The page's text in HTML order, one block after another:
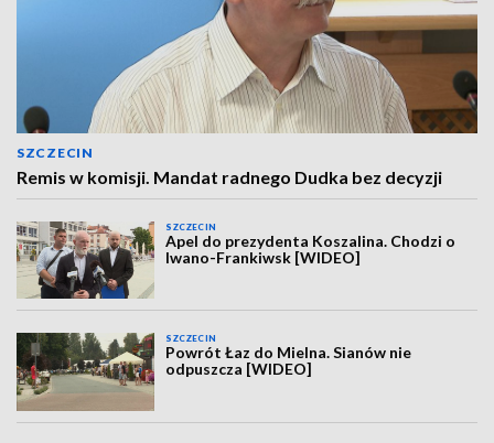
SZCZECIN
Remis w komisji. Mandat radnego Dudka bez decyzji
SZCZECIN
Apel do prezydenta Koszalina. Chodzi o
Iwano-Frankiwsk [WIDEO]
SZCZECIN
Powrót Łaz do Mielna. Sianów nie
odpuszcza [WIDEO]